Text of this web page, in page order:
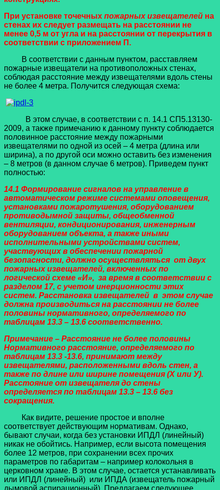
При установке точечных пожарных извещателей на
стенах их следует размещать на расстоянии не
менее 0,5 м от угла и на расстоянии от перекрытия в
соответствии с приложением П.
В соответствии с данным пунктом, расставляем
пожарные извещатели на противоположных стенах,
соблюдая расстояние между извещателями вдоль стены
не более 4 метра. Получится следующая схема:
В этом случае, в соответствии с п. 14.1 СП5.13130-
2009, а также примечанию к данному пункту соблюдается
половинное расстояние между пожарными
извещателями по одной из осей – 4 метра (длина или
ширина), а по другой оси можно оставить без изменения
– 8 метров (в данном случае 6 метров). Приведем пункт
полностью:
14.1 Формирование сигналов на управление в
автоматическом режиме системами оповещения,
установками пожаротушения, оборудованием
противодымной защиты, общеобменной
вентиляции, кондиционирования, инженерным
оборудованием объекта, а также иными
исполнительными устройствами систем,
участвующих в обеспечении пожарной
безопасности, должно осуществляться от двух
пожарных извещателей, включенных по
логической схеме «И», за время в соответствии с
разделом 17, с учетом инерционности этих
систем. Расстановка извещателей в этом случае
должна производиться на расстоянии не более
половины нормативного, определяемого по
таблицам 13.3 – 13.6 соответственно.
Примечание – Расстояние не более половины
Нормативного расстояние, определяемого по
таблицам 13.3 -13.6, принимают между
извещателями, расположенными вдоль стен, а
также по длине или ширине помещения (Х или У).
Расстояние от извещателя до стены
определяется по таблицам 13.3 – 13.6 без
сокращения.
Как видите, решение простое и вполне
соответствует действующим нормативам. Однако,
бывают случаи, когда без установки ИПДЛ (линейный)
никак не обойтись. Например, если высота помещения
более 12 метров, при сохранении всех прочих
параметров по габаритам – например колокольня в
церковном храме. В этом случае, остается устанавливать
или ИПДЛ (линейный) или ИПДА (извещатель пожарный